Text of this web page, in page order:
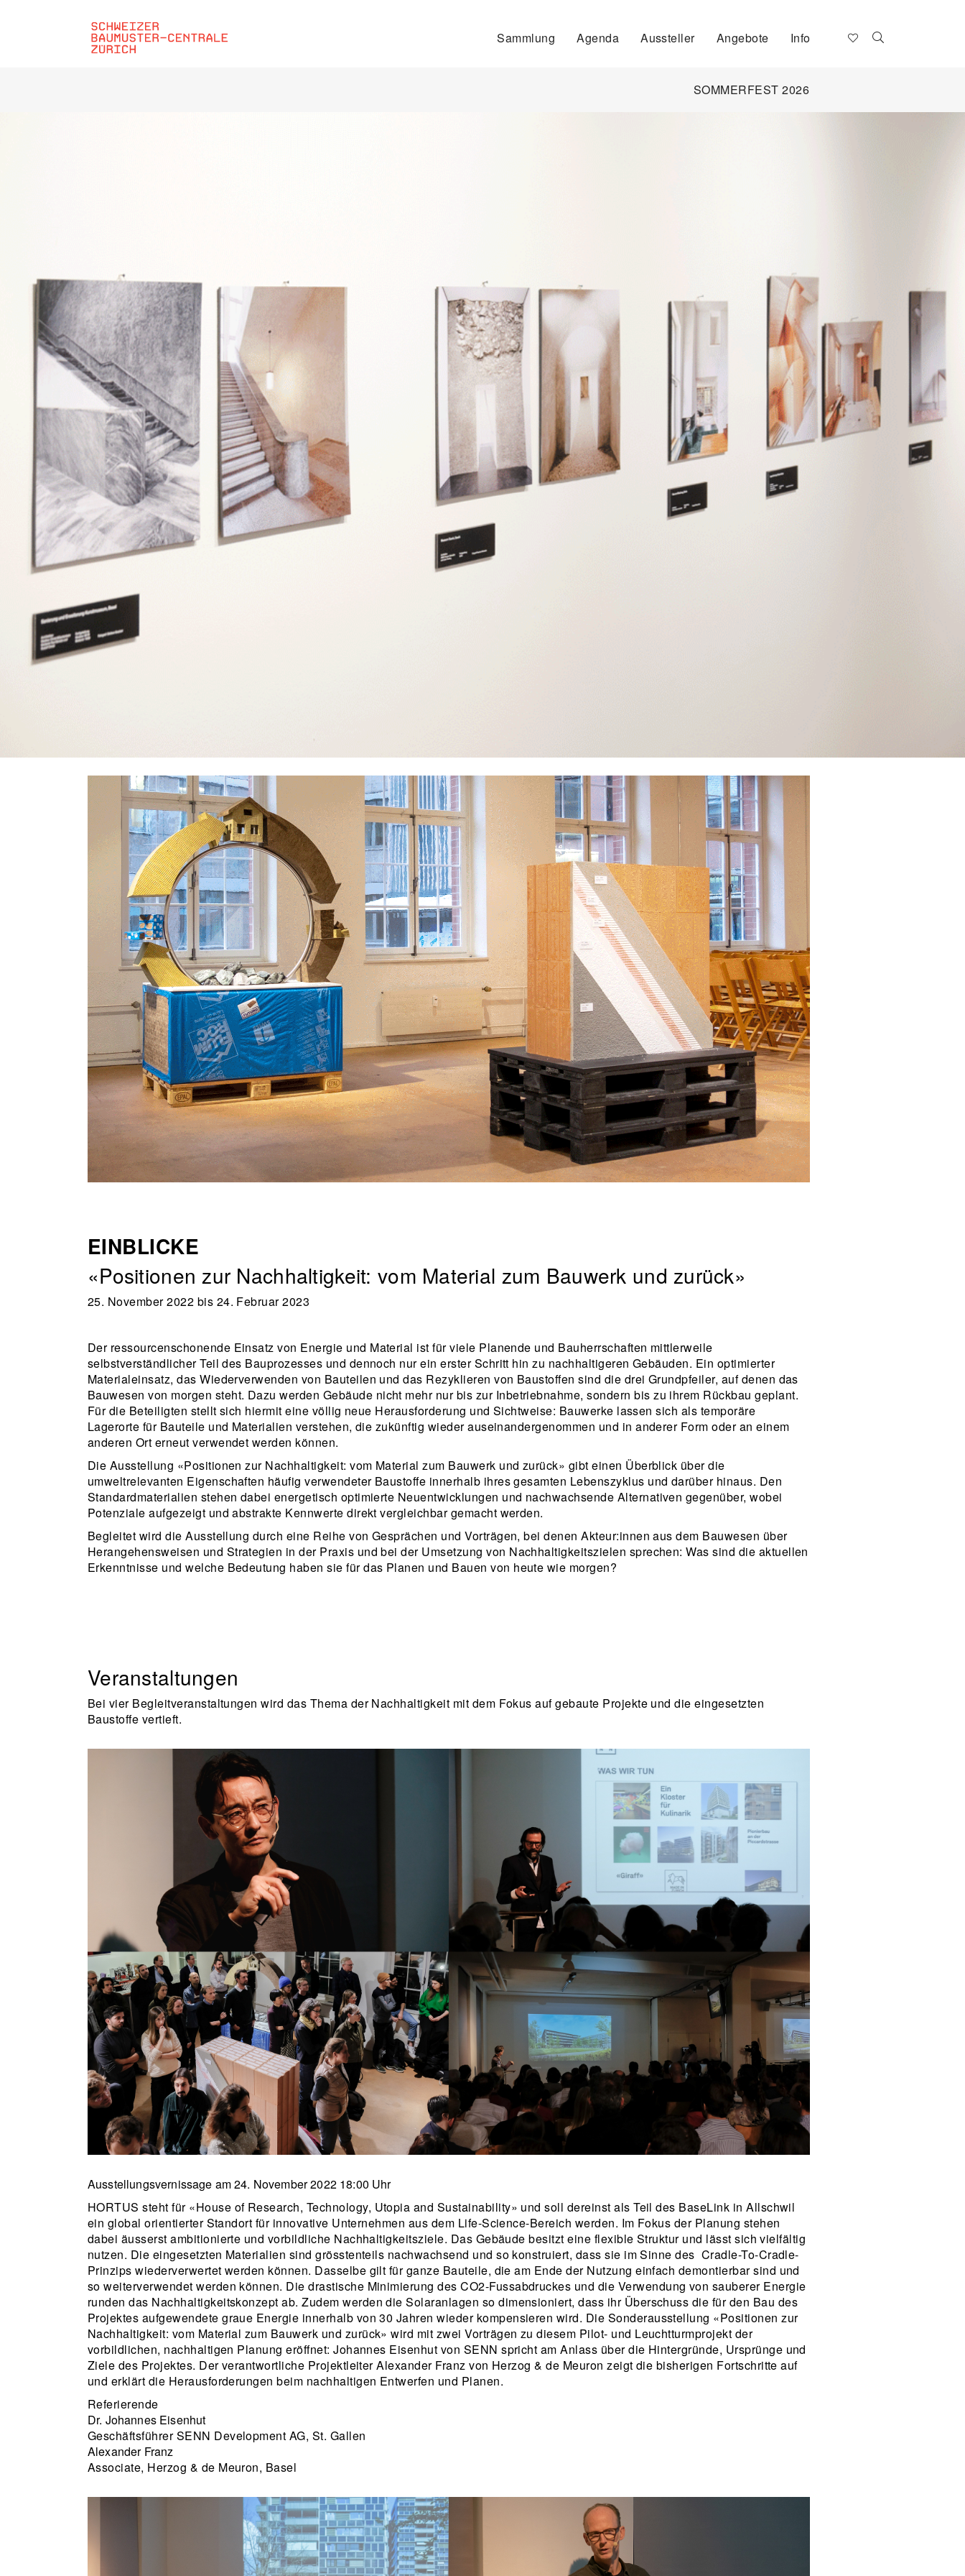
Sammlung Agenda Aussteller Angebote Info
SOMMERFEST 2026
EINBLICKE
«Positionen zur Nachhaltigkeit: vom Material zum Bauwerk und zurück»
25. November 2022 bis 24. Februar 2023
Der ressourcenschonende Einsatz von Energie und Material ist für viele Planende und Bauherrschaften mittlerweile
selbstverständlicher Teil des Bauprozesses und dennoch nur ein erster Schritt hin zu nachhaltigeren Gebäuden. Ein optimierter
Materialeinsatz, das Wiederverwenden von Bauteilen und das Rezyklieren von Baustoffen sind die drei Grundpfeiler, auf denen das
Bauwesen von morgen steht. Dazu werden Gebäude nicht mehr nur bis zur Inbetriebnahme, sondern bis zu ihrem Rückbau geplant.
Für die Beteiligten stellt sich hiermit eine völlig neue Herausforderung und Sichtweise: Bauwerke lassen sich als temporäre
Lagerorte für Bauteile und Materialien verstehen, die zukünftig wieder auseinandergenommen und in anderer Form oder an einem
anderen Ort erneut verwendet werden können.
Die Ausstellung «Positionen zur Nachhaltigkeit: vom Material zum Bauwerk und zurück» gibt einen Überblick über die
umweltrelevanten Eigenschaften häufig verwendeter Baustoffe innerhalb ihres gesamten Lebenszyklus und darüber hinaus. Den
Standardmaterialien stehen dabei energetisch optimierte Neuentwicklungen und nachwachsende Alternativen gegenüber, wobei
Potenziale aufgezeigt und abstrakte Kennwerte direkt vergleichbar gemacht werden.
Begleitet wird die Ausstellung durch eine Reihe von Gesprächen und Vorträgen, bei denen Akteur:innen aus dem Bauwesen über
Herangehensweisen und Strategien in der Praxis und bei der Umsetzung von Nachhaltigkeitszielen sprechen: Was sind die aktuellen
Erkenntnisse und welche Bedeutung haben sie für das Planen und Bauen von heute wie morgen?
Veranstaltungen
Bei vier Begleitveranstaltungen wird das Thema der Nachhaltigkeit mit dem Fokus auf gebaute Projekte und die eingesetzten
Baustoffe vertieft.
Ausstellungsvernissage am 24. November 2022 18:00 Uhr
HORTUS steht für «House of Research, Technology, Utopia and Sustainability» und soll dereinst als Teil des BaseLink in Allschwil
ein global orientierter Standort für innovative Unternehmen aus dem Life-Science-Bereich werden. Im Fokus der Planung stehen
dabei äusserst ambitionierte und vorbildliche Nachhaltigkeitsziele. Das Gebäude besitzt eine flexible Struktur und lässt sich vielfältig
nutzen. Die eingesetzten Materialien sind grösstenteils nachwachsend und so konstruiert, dass sie im Sinne des Cradle-To-Cradle-
Prinzips wiederverwertet werden können. Dasselbe gilt für ganze Bauteile, die am Ende der Nutzung einfach demontierbar sind und
so weiterverwendet werden können. Die drastische Minimierung des CO2-Fussabdruckes und die Verwendung von sauberer Energie
runden das Nachhaltigkeitskonzept ab. Zudem werden die Solaranlagen so dimensioniert, dass ihr Überschuss die für den Bau des
Projektes aufgewendete graue Energie innerhalb von 30 Jahren wieder kompensieren wird. Die Sonderausstellung «Positionen zur
Nachhaltigkeit: vom Material zum Bauwerk und zurück» wird mit zwei Vorträgen zu ­diesem Pilot- und Leuchtturmprojekt der
vorbildlichen, nach­haltigen Planung eröffnet: Johannes Eisenhut von SENN spricht am Anlass über die Hintergründe, Ursprünge und
Ziele des Projektes. Der verantwortliche Projektleiter Alexander Franz von Herzog & de Meuron zeigt die bisherigen Fortschritte auf
und erklärt die Herausforderungen beim nachhaltigen Entwerfen und Planen.
Referierende
Dr. Johannes Eisenhut
Geschäftsführer SENN Development AG, St. Gallen
Alexander Franz
Associate, Herzog & de Meuron, Basel